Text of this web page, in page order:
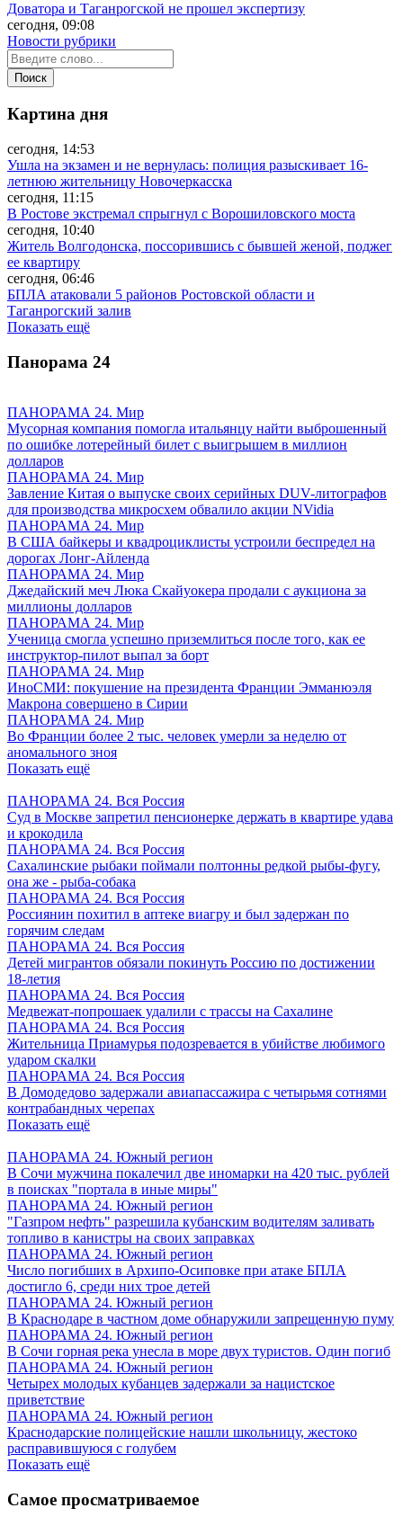
Доватора и Таганрогской не прошел экспертизу
сегодня, 09:08
Новости рубрики
Картина дня
сегодня, 14:53
Ушла на экзамен и не вернулась: полиция разыскивает 16-
летнюю жительницу Новочеркасска
сегодня, 11:15
В Ростове экстремал спрыгнул с Ворошиловского моста
сегодня, 10:40
Житель Волгодонска, поссорившись с бывшей женой, поджег
ее квартиру
сегодня, 06:46
БПЛА атаковали 5 районов Ростовской области и
Таганрогский залив
Показать ещё
Панорама 24
ПАНОРАМА 24. Мир
Мусорная компания помогла итальянцу найти выброшенный
по ошибке лотерейный билет с выигрышем в миллион
долларов
ПАНОРАМА 24. Мир
Завление Китая о выпуске своих серийных DUV-литографов
для производства микросхем обвалило акции NVidia
ПАНОРАМА 24. Мир
В США байкеры и квадроциклисты устроили беспредел на
дорогах Лонг-Айленда
ПАНОРАМА 24. Мир
Джедайский меч Люка Скайуокера продали с аукциона за
миллионы долларов
ПАНОРАМА 24. Мир
Ученица смогла успешно приземлиться после того, как ее
инструктор-пилот выпал за борт
ПАНОРАМА 24. Мир
ИноСМИ: покушение на президента Франции Эмманюэля
Макрона совершено в Сирии
ПАНОРАМА 24. Мир
Во Франции более 2 тыс. человек умерли за неделю от
аномального зноя
Показать ещё
ПАНОРАМА 24. Вся Россия
Суд в Москве запретил пенсионерке держать в квартире удава
и крокодила
ПАНОРАМА 24. Вся Россия
Сахалинские рыбаки поймали полтонны редкой рыбы-фугу,
она же - рыба-собака
ПАНОРАМА 24. Вся Россия
Россиянин похитил в аптеке виагру и был задержан по
горячим следам
ПАНОРАМА 24. Вся Россия
Детей мигрантов обязали покинуть Россию по достижении
18-летия
ПАНОРАМА 24. Вся Россия
Медвежат-попрошаек удалили с трассы на Сахалине
ПАНОРАМА 24. Вся Россия
Жительница Приамурья подозревается в убийстве любимого
ударом скалки
ПАНОРАМА 24. Вся Россия
В Домодедово задержали авиапассажира с четырьмя сотнями
контрабандных черепах
Показать ещё
ПАНОРАМА 24. Южный регион
В Сочи мужчина покалечил две иномарки на 420 тыс. рублей
в поисках "портала в иные миры"
ПАНОРАМА 24. Южный регион
"Газпром нефть" разрешила кубанским водителям заливать
топливо в канистры на своих заправках
ПАНОРАМА 24. Южный регион
Число погибших в Архипо-Осиповке при атаке БПЛА
достигло 6, среди них трое детей
ПАНОРАМА 24. Южный регион
В Краснодаре в частном доме обнаружили запрещенную пуму
ПАНОРАМА 24. Южный регион
В Сочи горная река унесла в море двух туристов. Один погиб
ПАНОРАМА 24. Южный регион
Четырех молодых кубанцев задержали за нацистское
приветствие
ПАНОРАМА 24. Южный регион
Краснодарские полицейские нашли школьницу, жестоко
расправившуюся с голубем
Показать ещё
Самое просматриваемое